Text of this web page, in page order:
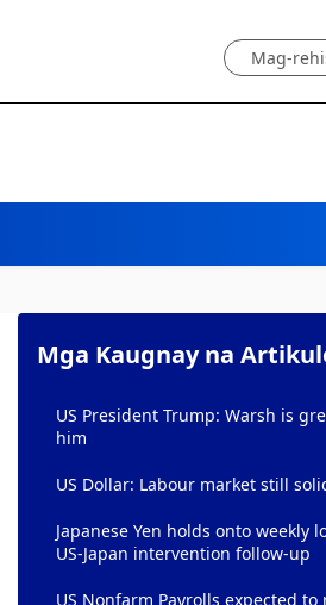
Mag-
Mga Kaugnay na
US President Trump: Warsh is
him
US Dollar: Labour market still
Japanese Yen holds onto weekly
US-Japan intervention follow-up
US Nonfarm Payrolls expected to